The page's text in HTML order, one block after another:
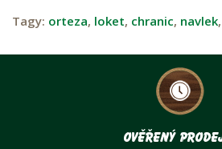
Tagy: orteza, loket, chranic, navlek,
Ověřený